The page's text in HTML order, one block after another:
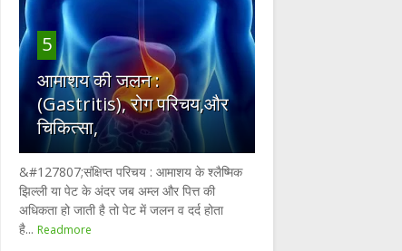
5
आमाशय की जलन :
(Gastritis), रोग परिचय,और
चिकित्सा,
&#127807;संक्षिप्त परिचय : आमाशय के श्लैष्मिक
झिल्ली या पेट के अंदर जब अम्ल और पित्त की
अधिकता हो जाती है तो पेट में जलन व दर्द होता
है... Readmore